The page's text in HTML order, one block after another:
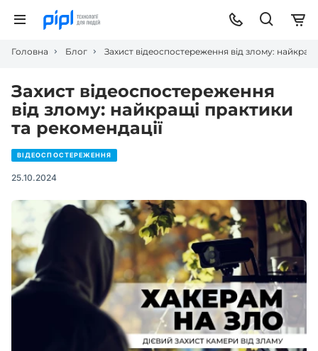
Головна Блог Захист відеоспостереження від злому:
Захист відеоспостереження
від злому: найкращі практики
та рекомендації
ВІДЕОСПОСТЕРЕЖЕННЯ
25.10.2024